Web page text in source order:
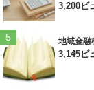
3,200ビ
地域金融
3,145ビ